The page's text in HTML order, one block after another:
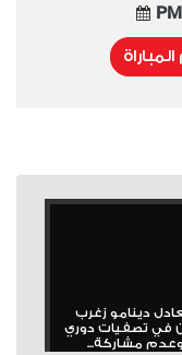
دينامو زغرب
في تصفيات دوري
وعدم مشاركة...